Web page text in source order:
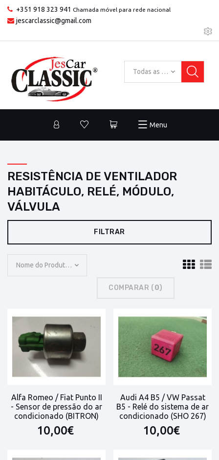
+351 918 323 941 Chamada móvel para rede nacional
jescarclassic@gmail.com
Todas as categorias
Menu
RESISTÊNCIA DE VENTILADOR
HABITÁCULO, RELÉ, MÓDULO,
VÁLVULA
FILTRAR
Nome do Produto: A a Z
COMPARAR (0)
Alfa Romeo / Fiat Punto II
- Sensor de pressão do ar
condicionado (BITRON)
10,00€
Audi A4 B5 / VW Passat
B5 - Relé do sistema de ar
condicionado (SHO 267)
10,00€